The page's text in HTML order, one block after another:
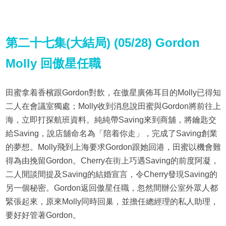
第二十七集(大結局) (05/28) Gordon
Molly 回傲星任職
田蜜拿着香檳跟Gordon對飲，在傲星廣佈耳目的Molly已得知
二人在會議室獨處；Molly收到消息說田蜜與Gordon將前往上
海，立即打探航班資料。純純帶Saving來到商舖，將鑰匙交
給Saving，說店舖命名為「陪着你走」，完成了Saving創業
的夢想。Molly飛到上海要求Gordon跟她回港，田蜜以機會難
得為由挽留Gordon。Cherry在街上巧遇Saving的前度阿凝，
二人閒談間提及Saving的結婚宣言，令Cherry發現Saving的
另一個秘密。Gordon返回傲星任職，忽然間辦公室外眾人都
緊張起來，原來Molly同時回巢，並擔任總經理的私人助理，
要好好管著Gordon。